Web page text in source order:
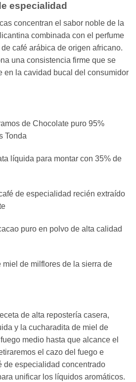
especialidad
concentran el sabor noble de la
combinada con el perfume
café arábica de origen africano.
una consistencia firme que se
en la cavidad bucal del consumidor
de Chocolate puro 95%
Tonda
líquida para montar con 35% de
de especialidad recién extraído
puro en polvo de alta calidad
miel de milflores de la sierra de
de alta repostería casera,
y la cucharadita de miel de
medio hasta que alcance el
el cazo del fuego e
de especialidad concentrado
unificar los líquidos aromáticos.